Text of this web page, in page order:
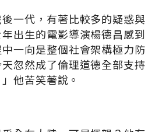
一代，有著比較多的疑惑與
出生的電影導演楊德昌感到
一向是整個社會架構極力防
忽然成了倫理道德全部支持
他苦笑著說。